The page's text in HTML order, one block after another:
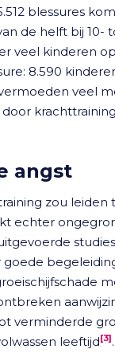
blessures
de helft bij 10-
veel kinderen
8.590
veel
angst
zou leiden
echter
goede
verminderde
leeftijd[3]